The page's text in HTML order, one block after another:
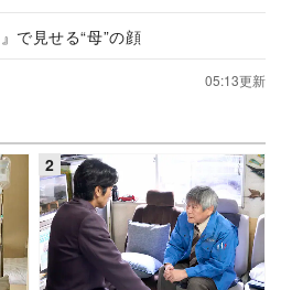
で見せる“母”の顔
05:13更新